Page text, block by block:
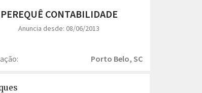
PEREQUÊ CONTABILIDADE
Anuncia desde: 08/06/2013
Porto Belo, SC